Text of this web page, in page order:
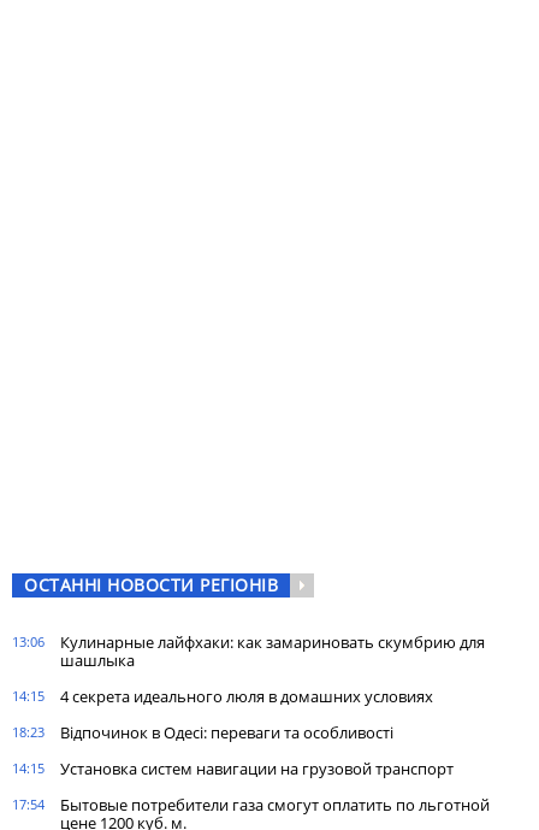
ОСТАННІ НОВОСТИ РЕГІОНІВ
13:06
Кулинарные лайфхаки: как замариновать скумбрию для
шашлыка
14:15 4 секрета идеального люля в домашних условиях
18:23 Відпочинок в Одесі: переваги та особливості
14:15 Установка систем навигации на грузовой транспорт
17:54
Бытовые потребители газа cмогут оплатить по льготной
цене 1200 куб. м.